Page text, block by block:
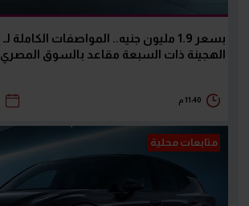
الهجينة ذات السبعة مقاعد بالسوق المصري
11:40 م
متابعات محلية